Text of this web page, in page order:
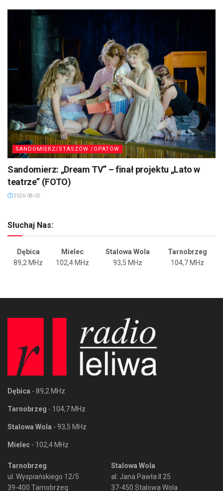
SANDOMIERZ/STASZÓW /OPATÓW
Sandomierz: „Dream TV” – finał projektu „Lato w
teatrze” (FOTO)
2026-08-05
Słuchaj Nas:
Dębica Mielec Stalowa Wola
Tarnobrzeg
89,2 MHz
102,4 MHz 93,5 MHz 104,7 MHz
Dębica - 89,2 MHz
Tarnobrzeg - 104,7 MHz
Stalowa Wola - 93,5 MHz
Mielec - 102,4 MHz
Tarnobrzeg
ul. Wyspiańskiego 12/5
39-400 Tarnobrzeg
Stalowa Wola
al. Jana Pawła II 25
37-450 Stalowa Wola